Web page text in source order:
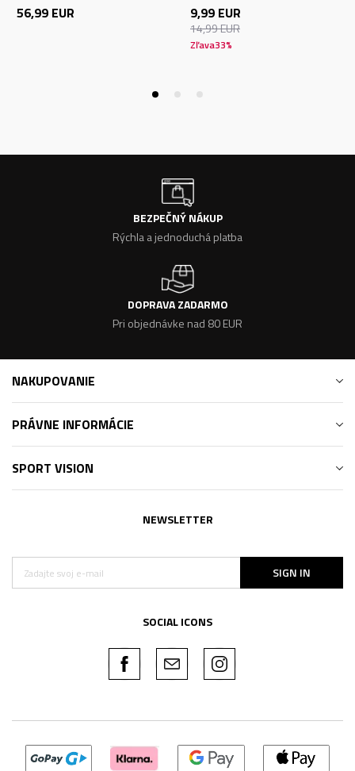
56,99 EUR 9,99 EUR
14,99EUR
Zľava33%
BEZPEČNÝ NÁKUP
Rýchla a jednoduchá platba
DOPRAVA ZADARMO
Pri objednávke nad 80 EUR
NAKUPOVANIE
PRÁVNE INFORMÁCIE
SPORT VISION
NEWSLETTER
SIGN IN
SOCIAL ICONS